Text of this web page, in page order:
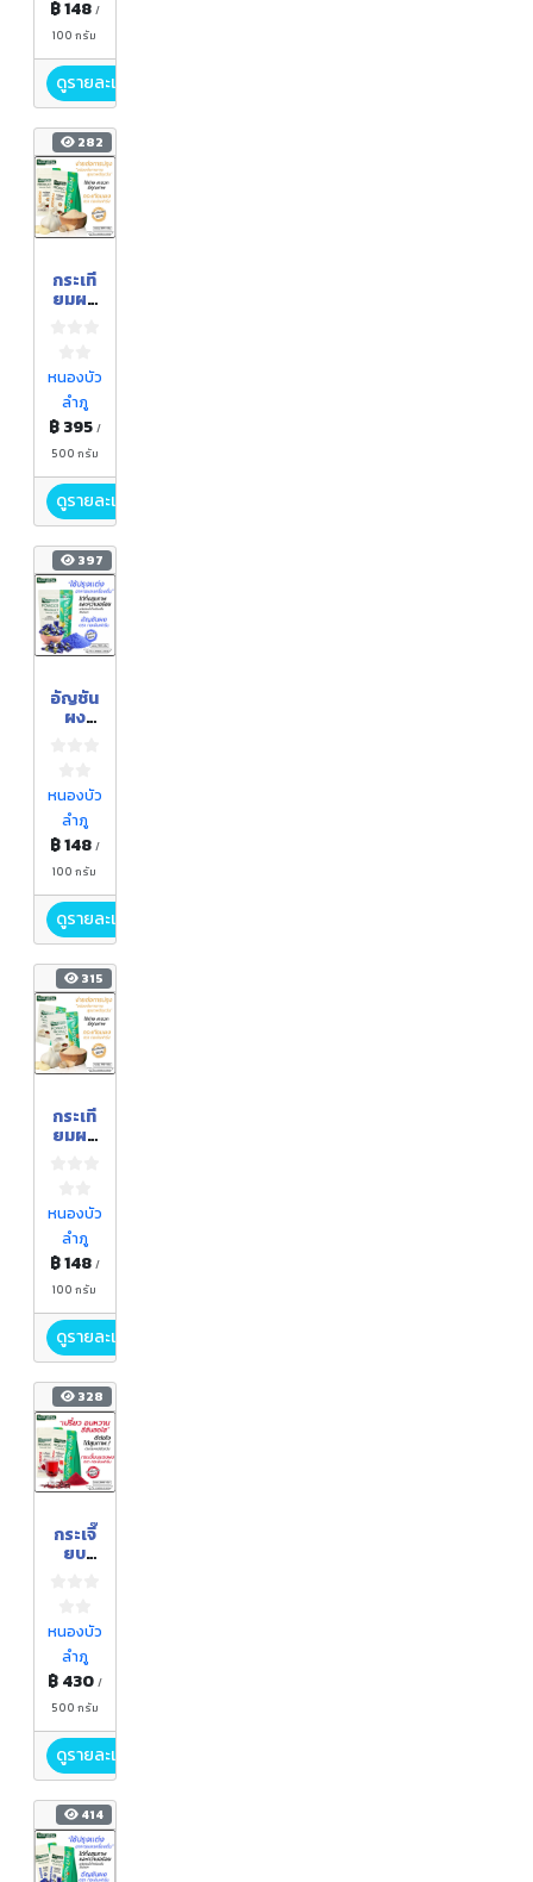
ฟาร์ม
ขนาด
100
กรัม
฿ 148 /
100 กรัม
ดูรายละเอียด
282
กระเที
ยมผง
ขนาด
500
กรัม
หนองบัว
ลำภู
฿ 395 /
500 กรัม
ดูรายละเอียด
397
อัญชัน
ผง
ขนาด
100
กรัม
หนองบัว
ลำภู
฿ 148 /
100 กรัม
ดูรายละเอียด
315
กระเที
ยมผง
ขนาด
100
กรัม
หนองบัว
ลำภู
฿ 148 /
100 กรัม
ดูรายละเอียด
328
กระเจี๊
ยบ
กอเงิน
ฟาร์ม
ขนาด
500
กรัม
หนองบัว
ลำภู
฿ 430 /
500 กรัม
ดูรายละเอียด
414